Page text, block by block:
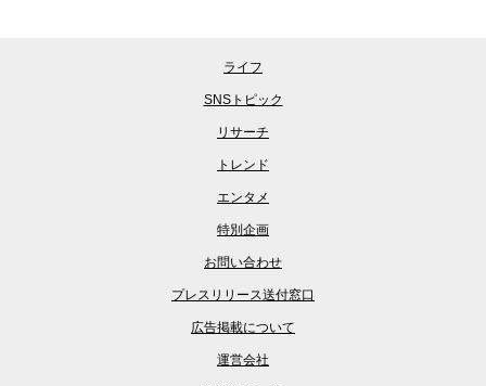
ライフ
SNSトピック
リサーチ
トレンド
エンタメ
特別企画
お問い合わせ
プレスリリース送付窓口
広告掲載について
運営会社